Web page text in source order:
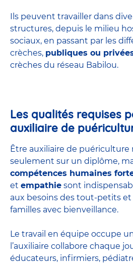
Ils peuvent travailler dans
structures, depuis le milieu
sociaux, en passant par les
crèches, publiques ou
crèches du réseau Babilou.
Les qualités requises
auxiliaire de
Être auxiliaire de puériculture
seulement sur un diplôme,
compétences humaines
et empathie sont
aux besoins des tout-petits
familles avec bienveillance.
Le travail en équipe occupe
l’auxiliaire collabore chaque
éducateurs, infirmiers,